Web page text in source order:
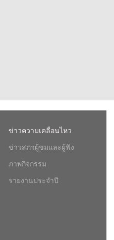
ข่าวความเคลื่อนไหว
ข่าวสภาผู้ชมและผู้ฟัง
ภาพกิจกรรม
รายงานประจำปี